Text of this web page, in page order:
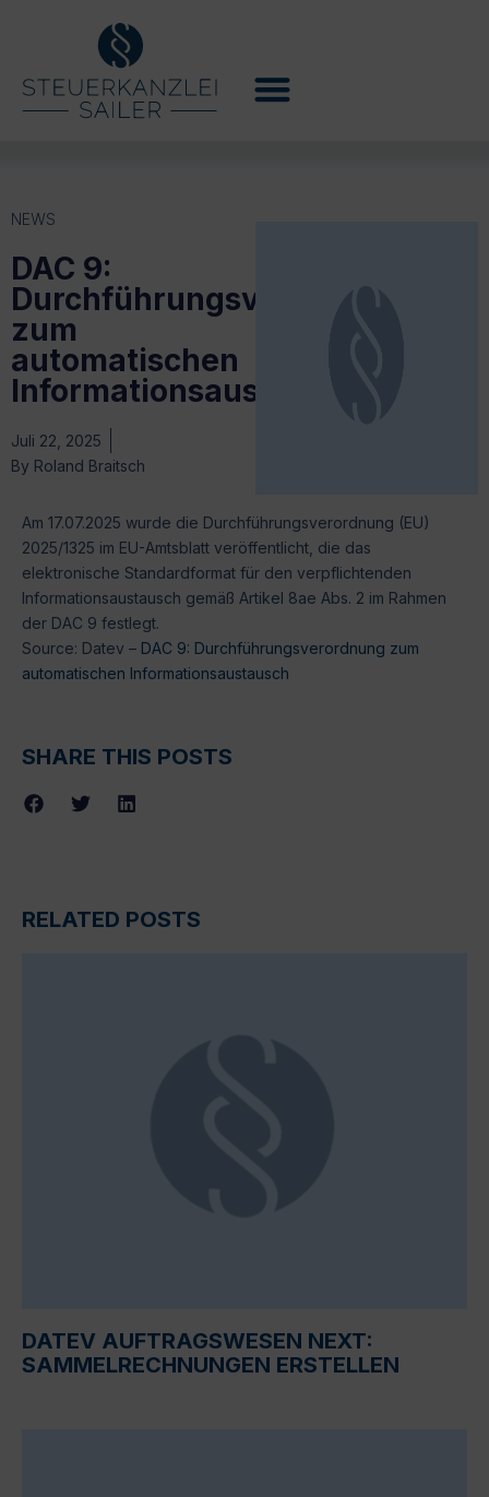
NEWS
DAC 9:
Durchführungsverordnung
zum
automatischen
Informationsaustausch
Juli 22, 2025
By Roland Braitsch
Am 17.07.2025 wurde die Durchführungsverordnung (EU)
2025/1325 im EU-Amtsblatt veröffentlicht, die das
elektronische Standardformat für den verpflichtenden
Informationsaustausch gemäß Artikel 8ae Abs. 2 im Rahmen
der DAC 9 festlegt.
Source: Datev – DAC 9: Durchführungsverordnung zum
automatischen Informationsaustausch
SHARE THIS POSTS
RELATED POSTS
DATEV AUFTRAGSWESEN NEXT:
SAMMELRECHNUNGEN ERSTELLEN